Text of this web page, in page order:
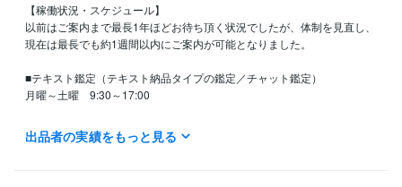
【稼働状況・スケジュール】
以前はご案内まで最長1年ほどお待ち頂く状況でしたが、体制を見直し、
現在は最長でも約1週間以内にご案内が可能となりました。
■テキスト鑑定（テキスト納品タイプの鑑定／チャット鑑定）
月曜～土曜　9:30～17:00
■電話鑑定
平日　10:00～13:00
出品者の実績をもっと見る